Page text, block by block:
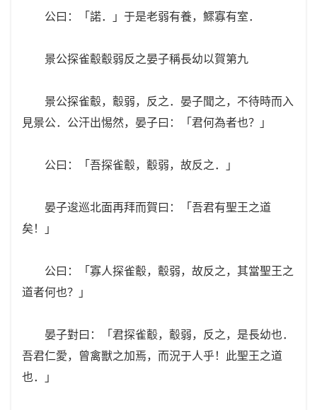
公曰：「諾．」于是老弱有養，鰥寡有室．
景公探雀鷇鷇弱反之晏子稱長幼以賀第九
景公探雀鷇，鷇弱，反之．晏子聞之，不待時而入
見景公．公汗出惕然，晏子曰：「君何為者也？」
公曰：「吾探雀鷇，鷇弱，故反之．」
晏子逡巡北面再拜而賀曰：「吾君有聖王之道
矣！」
公曰：「寡人探雀鷇，鷇弱，故反之，其當聖王之
道者何也？」
晏子對曰：「君探雀鷇，鷇弱，反之，是長幼也．
吾君仁愛，曾禽獸之加焉，而況于人乎！此聖王之道
也．」